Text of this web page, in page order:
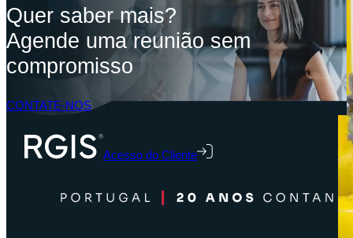
Quer saber mais?
Agende uma reunião sem
compromisso
CONTATE-NOS
Acesso do Cliente